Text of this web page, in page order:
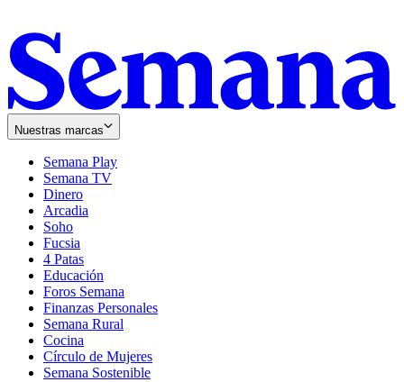
Nuestras marcas
Semana Play
Semana TV
Dinero
Arcadia
Soho
in
new
window
Fucsia
in
new
window
4 Patas
Educación
Foros Semana
Finanzas Personales
Semana Rural
Cocina
Círculo de Mujeres
Semana Sostenible